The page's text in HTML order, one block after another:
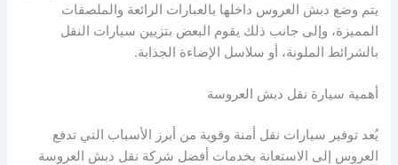
يتم وضع دبش العروس داخلها بالعبارات الرائعة والملصقات
المميزة، وإلى جانب ذلك يقوم البعض بتزيين سيارات النقل
بالشرائط الملونة، أو سلاسل الإضاءة الجذابة.
أهمية سيارة نقل دبش العروسة
يُعد توفير سيارات نقل أمنة وقوية من أبرز الأسباب التي تدفع
العروس إلى الاستعانة بخدمات أفضل شركة نقل دبش العروسة